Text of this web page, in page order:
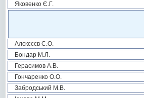
Яковенко Є.Г.
Алєксєєв С.О.
Бондар М.Л.
Герасимов А.В.
Гончаренко О.О.
Забродський М.В.